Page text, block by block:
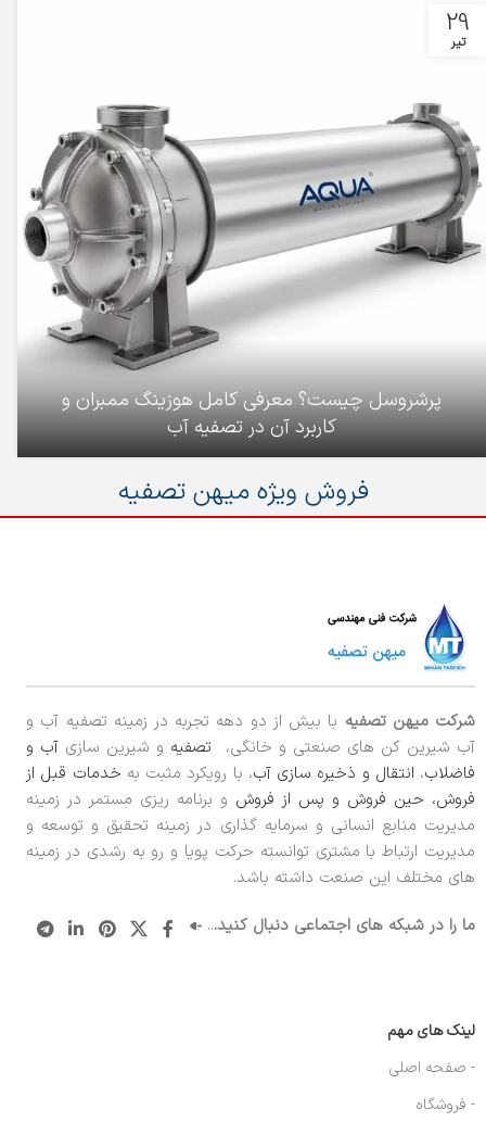
29
تیر
پرشروسل چیست؟ معرفی کامل هوزینگ ممبران و
کاربرد آن در تصفیه آب
فروش ویژه میهن تصفیه
شرکت میهن تصفیه با بیش از دو دهه تجربه در زمینه تصفیه آب و
آب شیرین کن های صنعتی و خانگی،
تصفیه و شیرین سازی آب و
فاضلاب، انتقال و ذخیره سازی آب، با رویکرد مثبت به خدمات قبل از
فروش، حین فروش و پس از فروش و برنامه ریزی مستمر در زمینه
مدیریت منابع انسانی و سرمایه گذاری در زمینه تحقیق و توسعه و
مدیریت ارتباط با مشتری توانسته حرکت پویا و رو به رشدی در زمینه
های مختلف این صنعت داشته باشد.
ما را در شبکه های اجتماعی دنبال کنید...
لینک های مهم
- صفحه اصلی
- فروشگاه